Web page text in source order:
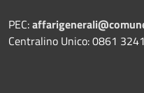
PEC:
Centralino Unico: 0861 3241